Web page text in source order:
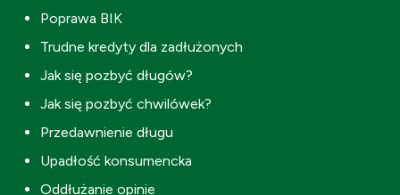
Poprawa BIK
Trudne kredyty dla zadłużonych
Jak się pozbyć długów?
Jak się pozbyć chwilówek?
Przedawnienie długu
Upadłość konsumencka
Oddłużanie opinie